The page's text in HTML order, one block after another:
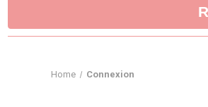
Home Connexion